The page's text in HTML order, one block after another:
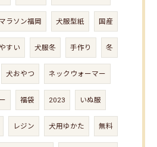
ラソン福岡 犬服型紙 国産
すい 犬服冬 手作り 冬
犬おやつ ネックウォーマー
福袋 2023 いぬ服
レジン 犬用ゆかた 無料